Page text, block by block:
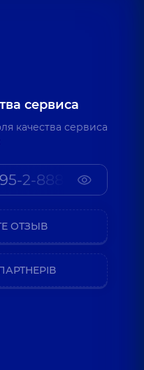
сервиса
качества сервиса
2-888
ОТЗЫВ